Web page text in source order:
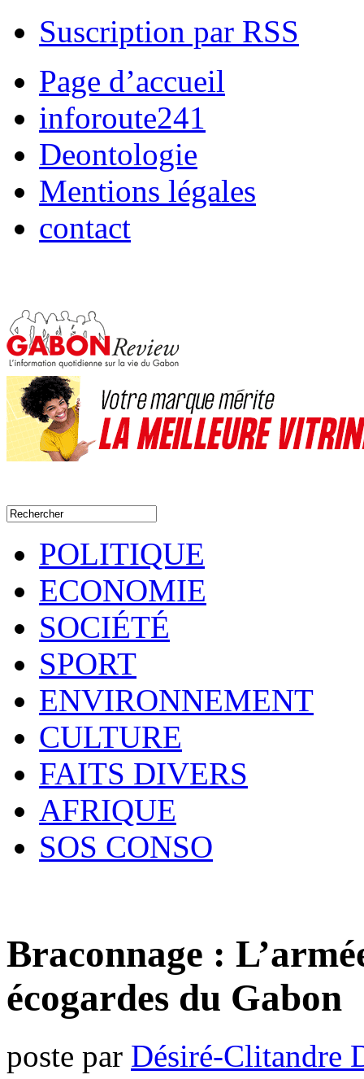
Suscription par RSS
Page d’accueil
inforoute241
Deontologie
Mentions légales
contact
POLITIQUE
ECONOMIE
SOCIÉTÉ
SPORT
ENVIRONNEMENT
CULTURE
FAITS DIVERS
AFRIQUE
SOS CONSO
Braconnage :
écogardes du Gabon
poste par Désiré-Clitandre